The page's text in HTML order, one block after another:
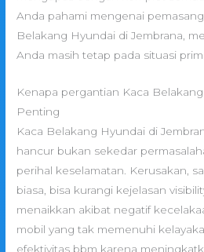
Anda pahami mengenai
Belakang Hyundai di Jembrana,
Anda masih tetap pada situasi
Kenapa pergantian Kaca
Penting
Kaca Belakang Hyundai di
hancur bukan sekedar
perihal keselamatan. Kerusakan,
biasa, bisa kurangi kejelasan
menaikkan akibat negatif
mobil yang tak memenuhi
efektivitas bbm karena